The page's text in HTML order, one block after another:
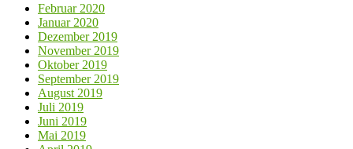
Februar 2020
Januar 2020
Dezember 2019
November 2019
Oktober 2019
September 2019
August 2019
Juli 2019
Juni 2019
Mai 2019